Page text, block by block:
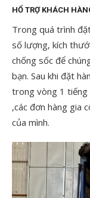
HỔ TRỢ KHÁCH
Trong quá trình
số lượng, kích
chống sốc để
bạn. Sau khi đặt
trong vòng 1 tiếng
,các đơn hàng gia
của mình.